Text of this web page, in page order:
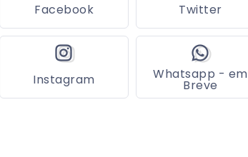
Facebook Twitter
Instagram Whatsapp - em
Breve